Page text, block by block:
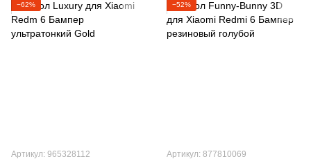
−62%
Артикул: 965328112
−52%
Артикул: 877810069